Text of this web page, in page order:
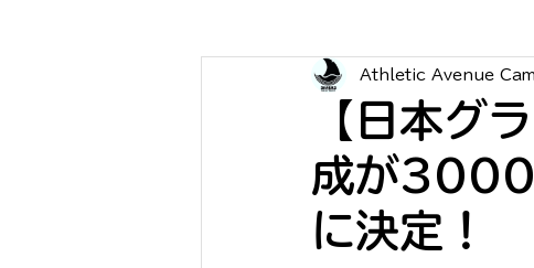
Media掲載情報 イベント情報
SHARKS SUPPORTERS CLUB
SHARKS KIDS
【日本グ
成が
に決定！
Athletic Avenue